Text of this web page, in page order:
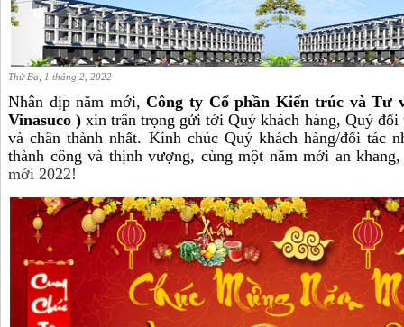
u
Thứ Ba, 1 tháng 2, 2022
Nhân dịp năm mới,Công ty Cổ phần Kiến trúc và Tư
Vinasuco )xin trân trọng gửi tới Quý khách hàng, Quý đối
và chân thành nhất. Kính chúc Quý khách hàng/đối tác
thành công và thịnh vượng, cùng một năm mới an
mới 2022!